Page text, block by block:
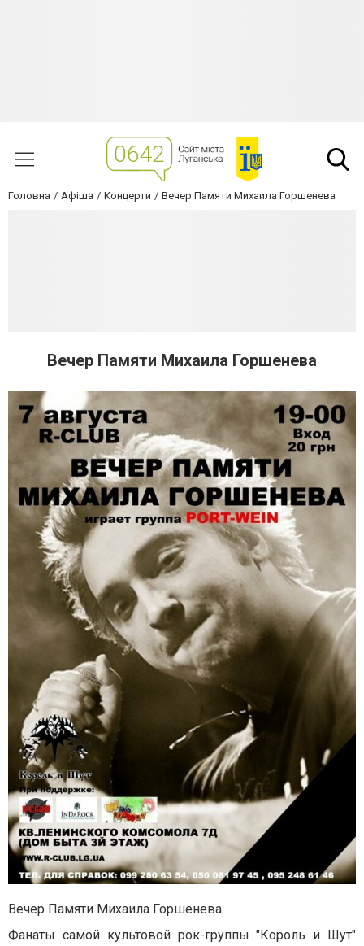
Головна Афіша Концерти Вечер Памяти Михаила Горшенева
Вечер Памяти Михаила Горшенева
Вечер Памяти Михаила Горшенева.
Фанаты самой культовой рок-группы "Король и Шут"